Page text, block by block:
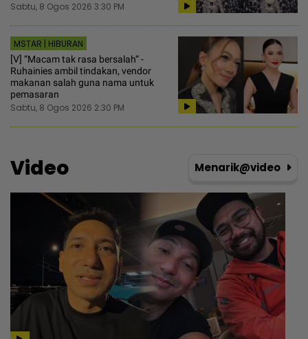
Sabtu, 8 Ogos 2026 3:30 PM
MSTAR | HIBURAN
[V] “Macam tak rasa bersalah“ -
Ruhainies ambil tindakan, vendor
makanan salah guna nama untuk
pemasaran
Sabtu, 8 Ogos 2026 2:30 PM
Video Menarik@video